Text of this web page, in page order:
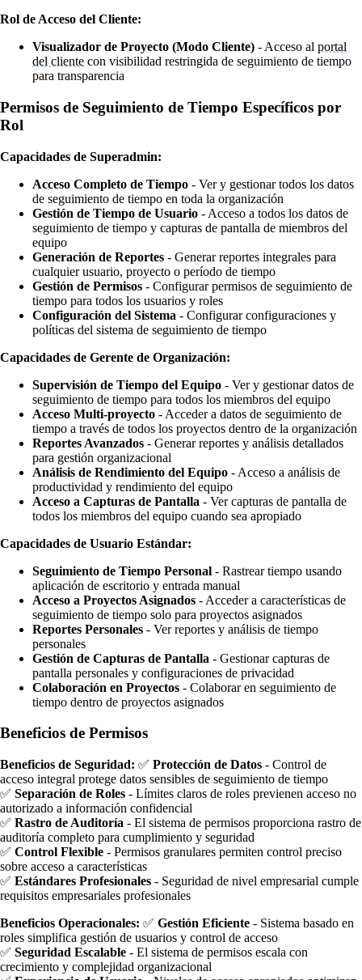
Rol de Acceso del Cliente:
Visualizador de Proyecto (Modo Cliente) - Acceso al portal
del cliente con visibilidad restringida de seguimiento de tiempo
para transparencia
Permisos de Seguimiento de Tiempo Específicos por
Rol
Capacidades de Superadmin:
Acceso Completo de Tiempo - Ver y gestionar todos los datos
de seguimiento de tiempo en toda la organización
Gestión de Tiempo de Usuario - Acceso a todos los datos de
seguimiento de tiempo y capturas de pantalla de miembros del
equipo
Generación de Reportes - Generar reportes integrales para
cualquier usuario, proyecto o período de tiempo
Gestión de Permisos - Configurar permisos de seguimiento de
tiempo para todos los usuarios y roles
Configuración del Sistema - Configurar configuraciones y
políticas del sistema de seguimiento de tiempo
Capacidades de Gerente de Organización:
Supervisión de Tiempo del Equipo - Ver y gestionar datos de
seguimiento de tiempo para todos los miembros del equipo
Acceso Multi-proyecto - Acceder a datos de seguimiento de
tiempo a través de todos los proyectos dentro de la organización
Reportes Avanzados - Generar reportes y análisis detallados
para gestión organizacional
Análisis de Rendimiento del Equipo - Acceso a análisis de
productividad y rendimiento del equipo
Acceso a Capturas de Pantalla - Ver capturas de pantalla de
todos los miembros del equipo cuando sea apropiado
Capacidades de Usuario Estándar:
Seguimiento de Tiempo Personal - Rastrear tiempo usando
aplicación de escritorio y entrada manual
Acceso a Proyectos Asignados - Acceder a características de
seguimiento de tiempo solo para proyectos asignados
Reportes Personales - Ver reportes y análisis de tiempo
personales
Gestión de Capturas de Pantalla - Gestionar capturas de
pantalla personales y configuraciones de privacidad
Colaboración en Proyectos - Colaborar en seguimiento de
tiempo dentro de proyectos asignados
Beneficios de Permisos
Beneficios de Seguridad: ✅ Protección de Datos - Control de
acceso integral protege datos sensibles de seguimiento de tiempo
✅ Separación de Roles - Límites claros de roles previenen acceso no
autorizado a información confidencial
✅ Rastro de Auditoría - El sistema de permisos proporciona rastro de
auditoría completo para cumplimiento y seguridad
✅ Control Flexible - Permisos granulares permiten control preciso
sobre acceso a características
✅ Estándares Profesionales - Seguridad de nivel empresarial cumple
requisitos empresariales profesionales
Beneficios Operacionales: ✅ Gestión Eficiente - Sistema basado en
roles simplifica gestión de usuarios y control de acceso
✅ Seguridad Escalable - El sistema de permisos escala con
crecimiento y complejidad organizacional